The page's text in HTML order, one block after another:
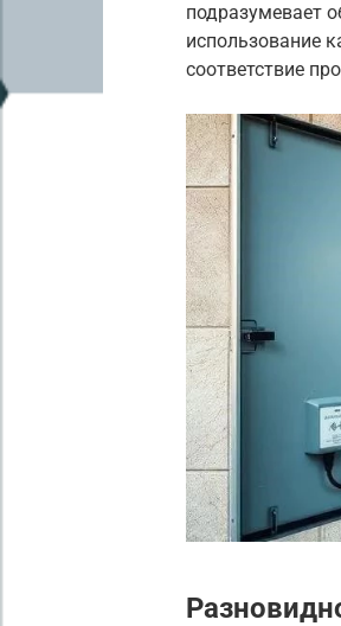
подразумевает
использование
соответствие